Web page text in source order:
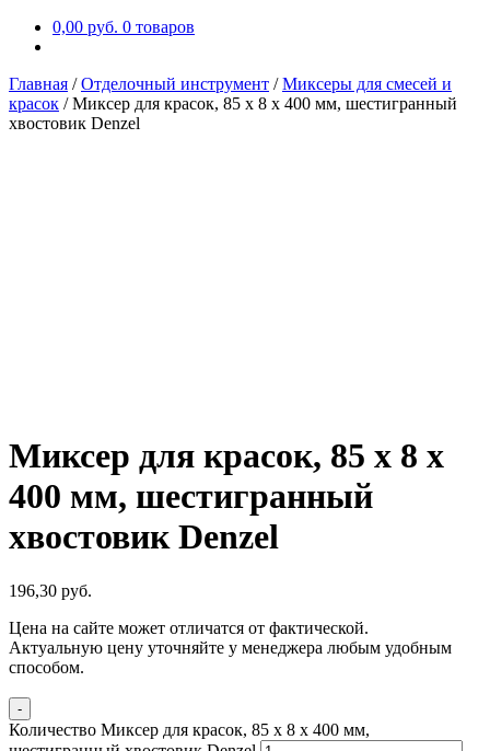
0,00 руб. 0 товаров
Главная /Отделочный инструмент /Миксеры для смесей и
красок /Миксер для красок, 85 х 8 х 400 мм, шестигранный
хвостовик Denzel
Миксер для красок, 85 х 8 х
400 мм, шестигранный
хвостовик Denzel
196,30 руб.
Цена на сайте может отличатся от фактической.
Актуальную цену уточняйте у менеджера любым удобным
способом.
-
Количество Миксер для красок, 85 х 8 х 400 мм,